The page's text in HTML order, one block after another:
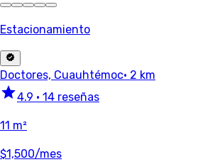
Estacionamiento
Doctores, Cuauhtémoc· 2 km
4.9 • 14 reseñas
11 m²
$1,500/mes